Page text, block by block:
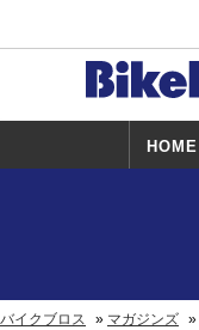
HOME
バイクブロス マガジンズ